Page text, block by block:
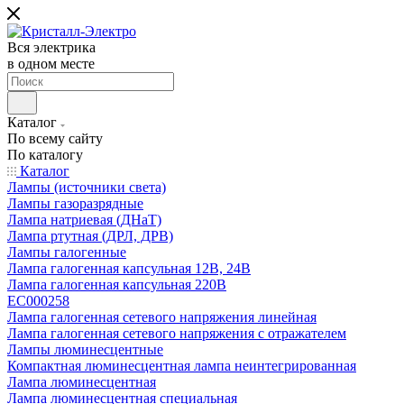
Вся электрика
в одном месте
Каталог
По всему сайту
По каталогу
Каталог
Лампы (источники света)
Лампы газоразрядные
Лампа натриевая (ДНаТ)
Лампа ртутная (ДРЛ, ДРВ)
Лампы галогенные
Лампа галогенная капсульная 12В, 24В
Лампа галогенная капсульная 220В
EC000258
Лампа галогенная сетевого напряжения линейная
Лампа галогенная сетевого напряжения с отражателем
Лампы люминесцентные
Компактная люминесцентная лампа неинтегрированная
Лампа люминесцентная
Лампа люминесцентная специальная